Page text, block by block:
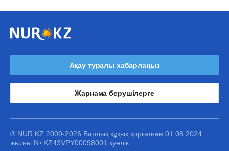
Ақау туралы хабарлаңыз
Жарнама берушілерге
® NUR.KZ 2009-2026 Барлық құқық қорғалған 01.08.2024
жылғы № KZ43VPY00098001 куәлік.